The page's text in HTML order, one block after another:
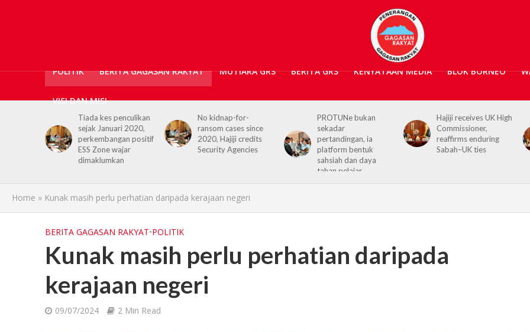
POLITIK BERITA GAGASAN RAKYAT MUTIARA GRS BERITA GRS KENYATAAN MEDIA BLOK BORNEO
VISI DAN MISI
No kidnap-for-
ransom cases since
2020, Hajiji credits
Security Agencies
PROTUNe bukan
sekadar
pertandingan, ia
platform bentuk
Hajiji receives UK High
Commissioner,
reaffirms enduring
Sabah–UK ties
Sabah, United
Kingdom perkukuh
hubungan menerusi
kunjungan hormat
Home » Kunak masih perlu perhatian daripada kerajaan negeri
BERITA GAGASAN RAKYAT•POLITIK
Kunak masih perlu perhatian daripada
kerajaan negeri
09/07/2024 2 Min Read